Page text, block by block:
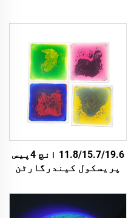
11.8/15.7/19.6 انچ 4پیس
پریسکول کیندرگارٹن
بچوں کے لئے غیر چلنے
والے سنسوری میٹس